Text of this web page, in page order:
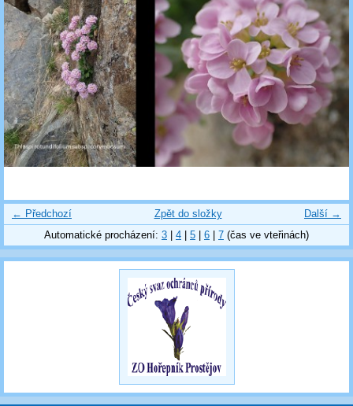
← Předchozí Další →
Zpět do složky
Automatické procházení: 3 | 4 | 5 | 6 | 7 (čas ve vteřinách)